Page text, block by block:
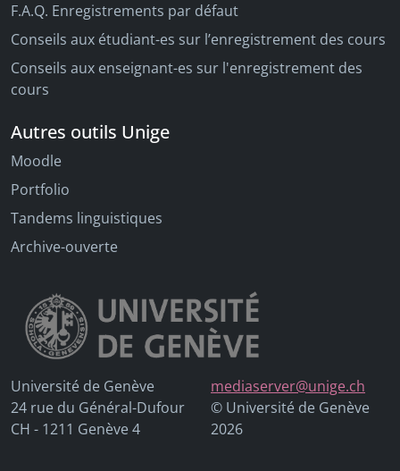
F.A.Q. Enregistrements par défaut
Conseils aux étudiant-es sur l’enregistrement des cours
Conseils aux enseignant-es sur l'enregistrement des
cours
Autres outils Unige
Moodle
Portfolio
Tandems linguistiques
Archive-ouverte
Université de Genève
24 rue du Général-Dufour
CH - 1211 Genève 4
mediaserver@unige.ch
© Université de Genève
2026